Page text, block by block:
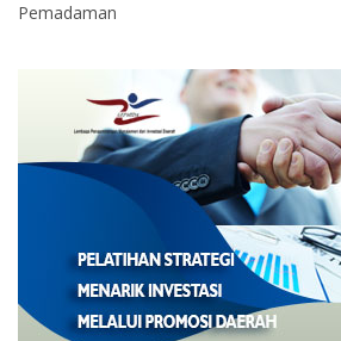
Pemadaman